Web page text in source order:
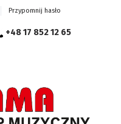
Przypomnij hasło
+48 17 852 12 65